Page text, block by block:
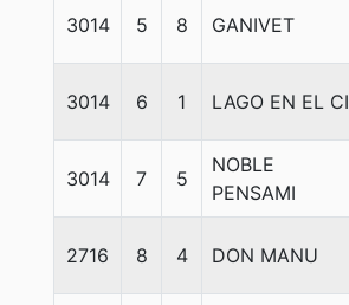
3014 5 8 GANIVET
3014 6 1 LAGO EN EL CI
3014 7 5
NOBLE
PENSAMI
2716 8 4 DON MANU